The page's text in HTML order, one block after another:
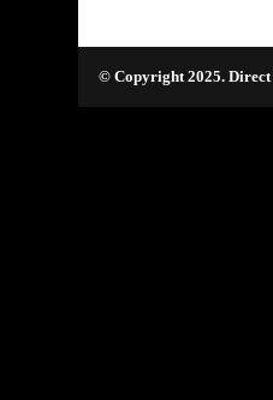
© Copyright 2025. Direct